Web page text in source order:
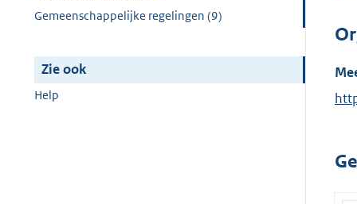
Gemeenschappelijke regelingen (9)
Zie ook
Help
E
e